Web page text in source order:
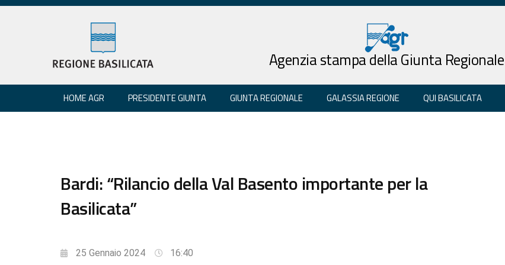
Agenzia stampa della Giunta Regionale
HOME AGR PRESIDENTE GIUNTA GIUNTA REGIONALE GALASSIA REGIONE QUI BASILICATA
Bardi: “Rilancio della Val Basento importante per la
Basilicata”
25 Gennaio 2024 16:40